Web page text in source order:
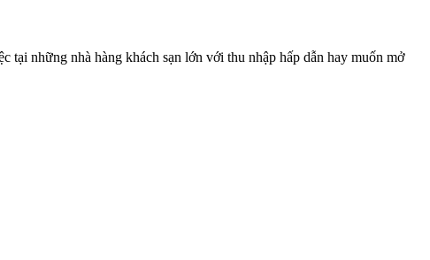
những nhà hàng khách sạn lớn với thu nhập hấp dẫn hay muốn mở